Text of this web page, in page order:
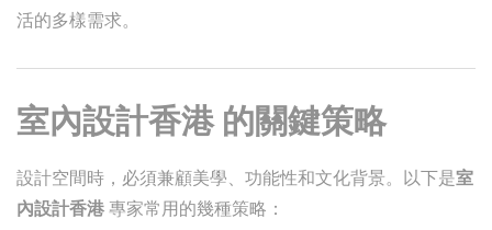
活的多樣需求。
室內設計香港的關鍵策略
設計空間時，必須兼顧美學、功能性和文化背景。以下是室
內設計香港專家常用的幾種策略：